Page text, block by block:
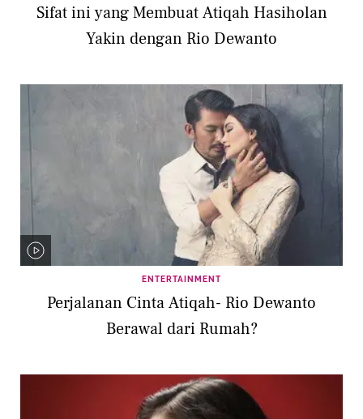
Sifat ini yang Membuat Atiqah Hasiholan
Yakin dengan Rio Dewanto
ENTERTAINMENT
Perjalanan Cinta Atiqah- Rio Dewanto
Berawal dari Rumah?